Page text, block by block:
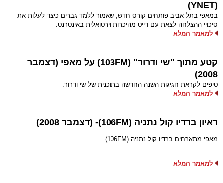
(YNET)
במאפי בתל אביב פותחים קורס חדש, שאמור ללמד גברים כיצד לעלות את
סיכויי ההצלחה לצאת עם דייט מהיכרות וירטואלית באינטרנט.
למאמר המלא
קטע מתוך "שי ודרור" (103FM) על מאפי (דצמבר
2008)
טיפים לקראת חגיגות השנה החדשה בתוכנית של שי ודרור.
למאמר המלא
ראיון ברדיו קול נתניה (106FM)- (דצמבר 2008)
מאפי מתארחים ברדיו קול נתניה (106FM).
למאמר המלא